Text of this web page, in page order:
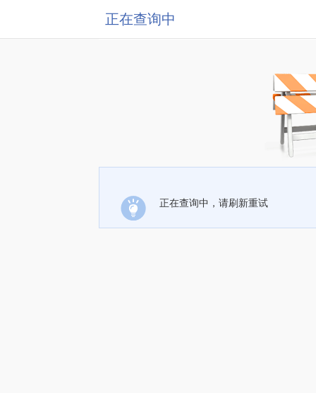
正在查询中
正在查询中，请刷新重试